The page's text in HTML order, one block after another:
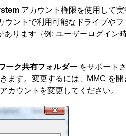
アカウント権限を使用して実
ウントで利用可能なドライブやフ
ります（例: ユーザーログイン
ーク共有フォルダーをサポート
ます。変更するには、MMC を開
カウントを変更してください。